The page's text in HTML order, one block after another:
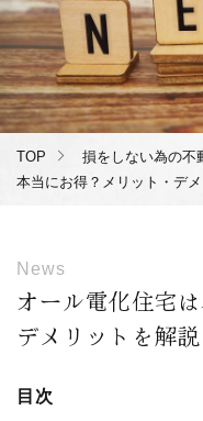
TOP 損をしない為の不
本当にお得？メリット・デ
News
オール電化住宅
デメリットを解説
目次